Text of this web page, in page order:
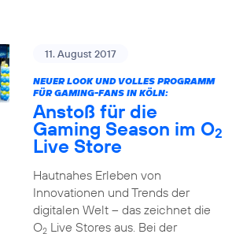
11. August 2017
NEUER LOOK UND VOLLES PROGRAMM
FÜR GAMING-FANS IN KÖLN:
Anstoß für die
Gaming Season im O2
Live Store
Hautnahes Erleben von
Innovationen und Trends der
digitalen Welt – das zeichnet die
O2Live Stores aus. Bei der